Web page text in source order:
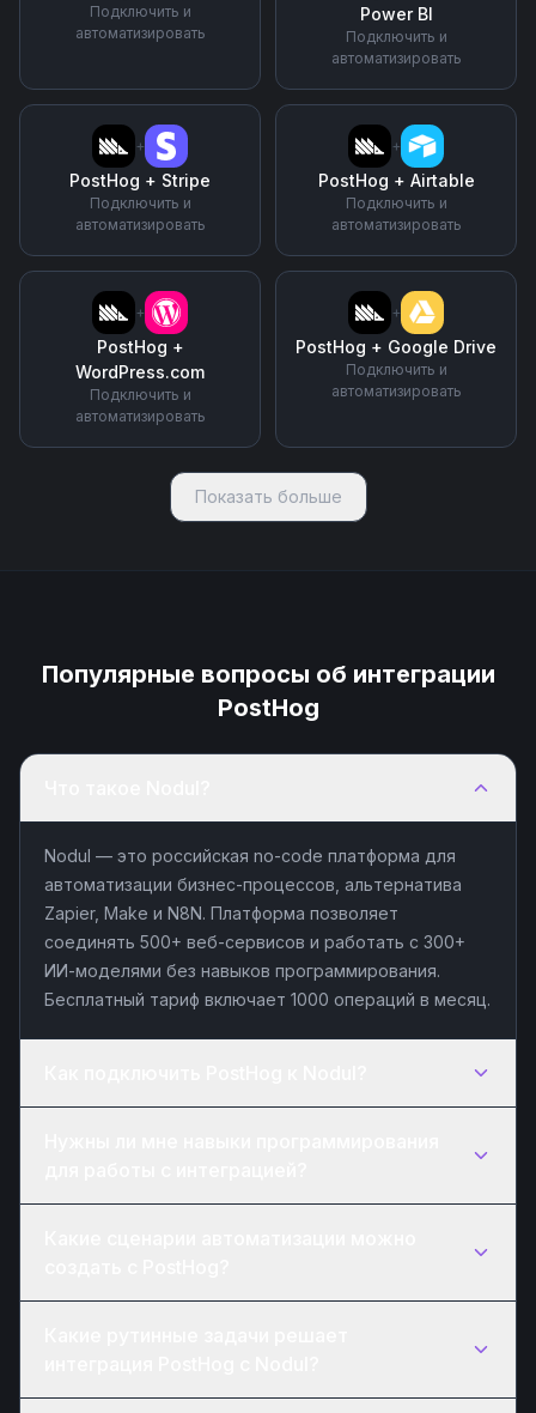
Подключить и
автоматизировать
Power BI
Подключить и
автоматизировать
+
PostHog + Stripe
Подключить и
автоматизировать
+
PostHog + Airtable
Подключить и
автоматизировать
+
PostHog +
WordPress.com
Подключить и
автоматизировать
+
PostHog + Google Drive
Подключить и
автоматизировать
Показать больше
Популярные вопросы об интеграции
PostHog
Nodul — это российская no-code платформа для
автоматизации бизнес-процессов, альтернатива
Zapier, Make и N8N. Платформа позволяет
соединять 500+ веб-сервисов и работать с 300+
ИИ-моделями без навыков программирования.
Бесплатный тариф включает 1000 операций в месяц.